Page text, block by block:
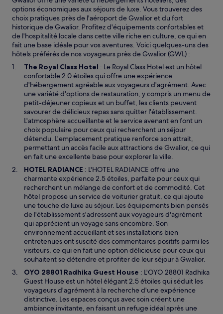
s’appliquer.
options économiques aux séjours de luxe. Vous trouverez des
choix pratiques près de l'aéroport de Gwalior et du fort
historique de Gwalior. Profitez d'équipements confortables et
de l'hospitalité locale dans cette ville riche en culture, ce qui en
fait une base idéale pour vos aventures. Voici quelques-uns des
hôtels préférés de nos voyageurs près de Gwalior (GWL) :
The Royal Class Hotel S
’
o
u
v
r
e
d
a
n
s
u
n
e
n
o
u
v
e
l
l
e
f
e
n
ê
t
r
: Le Royal Class Hotel est un hôtel
confortable 2.0 étoiles qui offre une expérience
d'hébergement agréable aux voyageurs d'agrément. Avec
une variété d'options de restauration, y compris un menu de
petit-déjeuner copieux et un buffet, les clients peuvent
savourer de délicieux repas sans quitter l'établissement.
L'atmosphère accueillante et le service avenant en font un
choix populaire pour ceux qui recherchent un séjour
détendu. L'emplacement pratique renforce son attrait,
permettant un accès facile aux attractions de Gwalior, ce qui
en fait une excellente base pour explorer la ville.
HOTEL RADIANCE : L'HOTEL RADIANCE offre une
charmante expérience 2.5 étoiles, parfaite pour ceux qui
recherchent un mélange de confort et de commodité. Cet
hôtel propose un service de voiturier gratuit, ce qui ajoute
une touche de luxe au séjour. Les équipements bien pensés
de l'établissement s'adressent aux voyageurs d'agrément
qui apprécient un voyage sans encombre. Son
environnement accueillant et ses installations bien
entretenues ont suscité des commentaires positifs parmi les
visiteurs, ce qui en fait une option délicieuse pour ceux qui
souhaitent se détendre et profiter de leur séjour à Gwalior.
OYO 28801 Radhika Guest House : L'OYO 28801 Radhika
Guest House est un hôtel élégant 2.5 étoiles qui séduit les
voyageurs d'agrément à la recherche d'une expérience
distinctive. Les espaces conçus avec soin créent une
ambiance invitante, en faisant un refuge idéal après une